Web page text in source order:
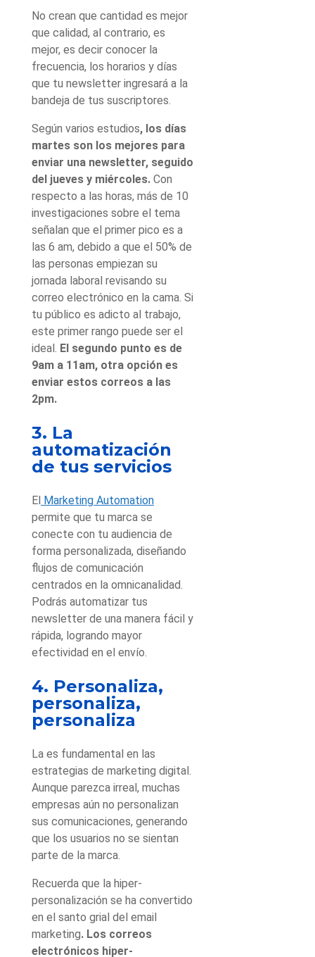
No crean que cantidad es mejor
que calidad, al contrario, es
mejor, es decir conocer la
frecuencia, los horarios y días
que tu newsletter ingresará a la
bandeja de tus suscriptores.
Según varios estudios, los días
martes son los mejores para
enviar una newsletter, seguido
del jueves y miércoles. Con
respecto a las horas, más de 10
investigaciones sobre el tema
señalan que el primer pico es a
las 6 am, debido a que el 50% de
las personas empiezan su
jornada laboral revisando su
correo electrónico en la cama. Si
tu público es adicto al trabajo,
este primer rango puede ser el
ideal. El segundo punto es de
9am a 11am, otra opción es
enviar estos correos a las
2pm.
3. La
automatización
de tus servicios
El Marketing Automation
permite que tu marca se
conecte con tu audiencia de
forma personalizada, diseñando
flujos de comunicación
centrados en la omnicanalidad.
Podrás automatizar tus
newsletter de una manera fácil y
rápida, logrando mayor
efectividad en el envío.
4. Personaliza,
personaliza,
personaliza
La es fundamental en las
estrategias de marketing digital.
Aunque parezca irreal, muchas
empresas aún no personalizan
sus comunicaciones, generando
que los usuarios no se sientan
parte de la marca.
Recuerda que la hiper-
personalización se ha convertido
en el santo grial del email
marketing. Los correos
electrónicos hiper-